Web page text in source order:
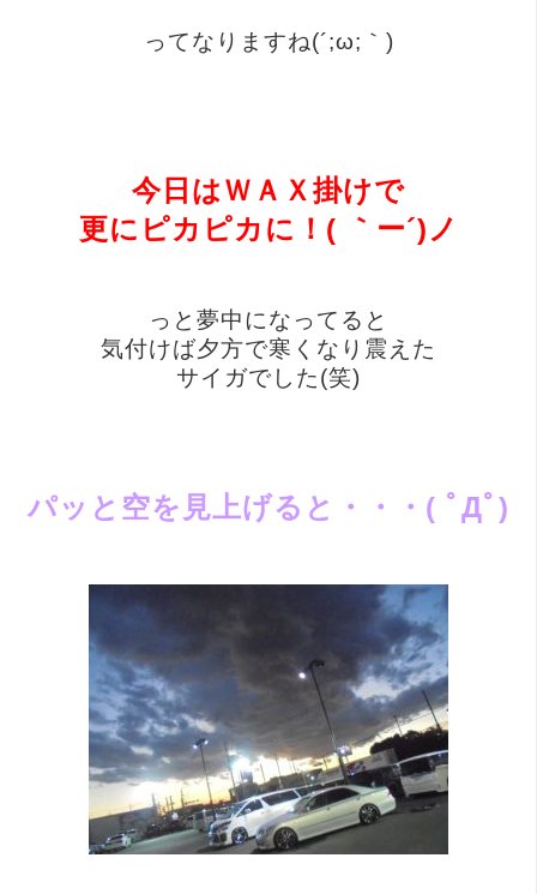
ってなりますね(´;ω;｀)
今日はＷＡＸ掛けで
更にピカピカに！( ｀ー´)ノ
っと夢中になってると
気付けば夕方で寒くなり震えた
サイガでした(笑)
パッと空を見上げると・・・( ﾟДﾟ)